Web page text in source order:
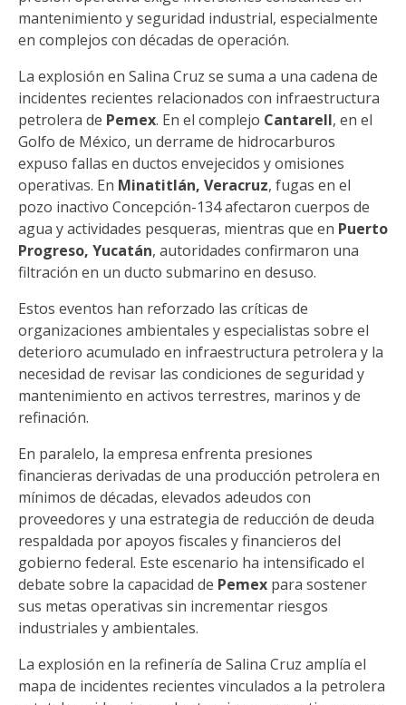
mantenimiento y seguridad industrial, especialmente
en complejos con décadas de operación.
La explosión en Salina Cruz se suma a una cadena de
incidentes recientes relacionados con infraestructura
petrolera de Pemex. En el complejo Cantarell, en el
Golfo de México, un derrame de hidrocarburos
expuso fallas en ductos envejecidos y omisiones
operativas. En Minatitlán, Veracruz, fugas en el
pozo inactivo Concepción-134 afectaron cuerpos de
agua y actividades pesqueras, mientras que en Puerto
Progreso, Yucatán, autoridades confirmaron una
filtración en un ducto submarino en desuso.
Estos eventos han reforzado las críticas de
organizaciones ambientales y especialistas sobre el
deterioro acumulado en infraestructura petrolera y la
necesidad de revisar las condiciones de seguridad y
mantenimiento en activos terrestres, marinos y de
refinación.
En paralelo, la empresa enfrenta presiones
financieras derivadas de una producción petrolera en
mínimos de décadas, elevados adeudos con
proveedores y una estrategia de reducción de deuda
respaldada por apoyos fiscales y financieros del
gobierno federal. Este escenario ha intensificado el
debate sobre la capacidad de Pemex para sostener
sus metas operativas sin incrementar riesgos
industriales y ambientales.
La explosión en la refinería de Salina Cruz amplía el
mapa de incidentes recientes vinculados a la petrolera